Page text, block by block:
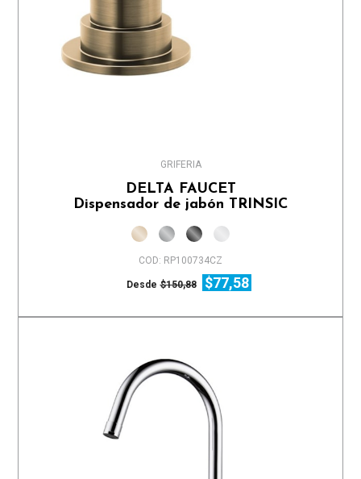
GRIFERIA
DELTA FAUCET
Dispensador de jabón TRINSIC
COD: RP100734CZ
Desde $150,88 $77,58